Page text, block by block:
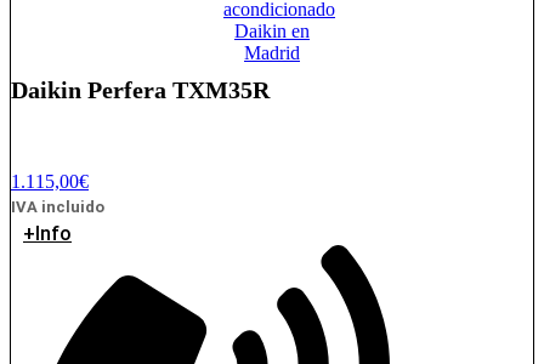
Daikin Perfera TXM35R
1.115,00€
IVA incluido
+Info